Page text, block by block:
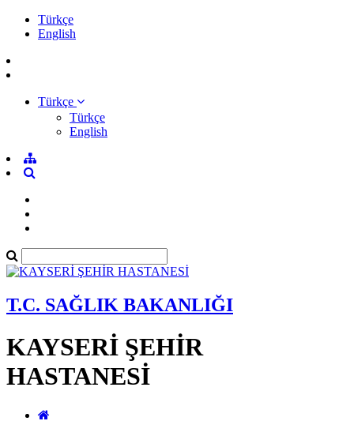
Türkçe
English
Türkçe
Türkçe
English
T.C. SAĞLIK BAKANLIĞI
KAYSERİ ŞEHİR
HASTANESİ